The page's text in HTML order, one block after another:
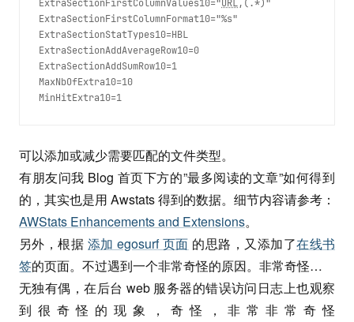
ExtraSectionFirstColumnValues10="URL,(.*)"
ExtraSectionFirstColumnFormat10="%s"
ExtraSectionStatTypes10=HBL
ExtraSectionAddAverageRow10=0
ExtraSectionAddSumRow10=1
MaxNbOfExtra10=10
MinHitExtra10=1
可以添加或减少需要匹配的文件类型。
有朋友问我 Blog 首页下方的”最多阅读的文章”如何得到
的，其实也是用 Awstats 得到的数据。细节内容请参考：
AWStats Enhancements and Extensions。
另外，根据 添加 egosurf 页面 的思路，又添加了在线书
签的页面。不过遇到一个非常奇怪的原因。非常奇怪…
无独有偶，在后台 web 服务器的错误访问日志上也观察
到很奇怪的现象，奇怪，非常非常奇怪